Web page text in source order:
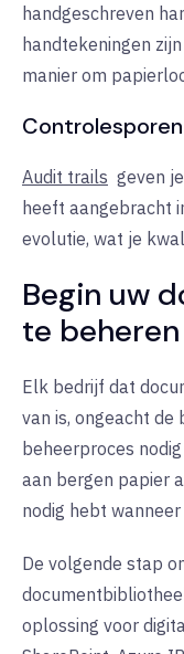
handgeschreven
handtekeningen
manier om
Controlesporen
Audit trails geven
heeft aangebracht
evolutie, wat je
Begin uw
te beheren
Elk bedrijf dat
van is, ongeacht
beheerproces
aan bergen papier
nodig hebt
De volgende stap
oplossing voor